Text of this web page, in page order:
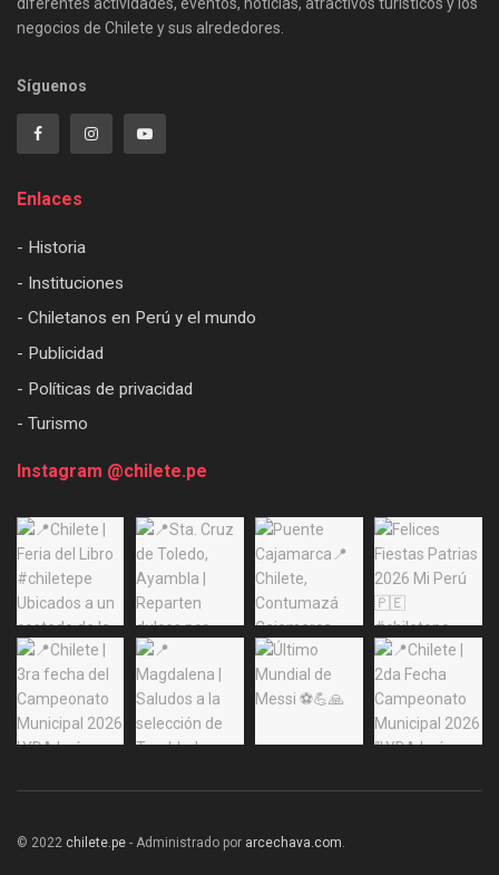
negocios de Chilete y sus alrededores.
Síguenos
Enlaces
- Historia
- Instituciones
- Chiletanos en Perú y el mundo
- Publicidad
- Políticas de privacidad
- Turismo
Instagram @chilete.pe
© 2022 chilete.pe - Administrado por arcechava.com